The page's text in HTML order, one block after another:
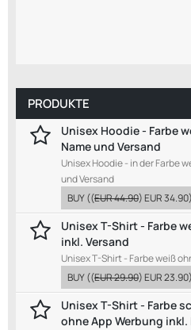
PRODUKTE
Unisex Hoodie - Farbe
Name und Versand
Unisex Hoodie - in der Farbe
und Versand
BUY((EUR 44.90)EUR 34.90)
Unisex T-Shirt - Farbe
inkl. Versand
Unisex T-Shirt - Farbe weiß
BUY((EUR 29.90)EUR 23.90)
Unisex T-Shirt - Farbe
ohne App Werbung inkl.